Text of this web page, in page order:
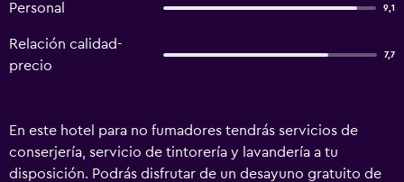
Personal 9,1
Relación calidad-
precio
7,7
En este hotel para no fumadores tendrás servicios de
conserjería, servicio de tintorería y lavandería a tu
disposición. Podrás disfrutar de un desayuno gratuito de